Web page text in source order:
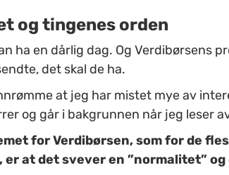
og tingenes orden
ha en dårlig dag. Og Verdibørsens
det skal de ha.
at jeg har mistet mye av
og går i bakgrunnen når jeg leser
for Verdibørsen, som for de
er at det svever en ”normalitet”